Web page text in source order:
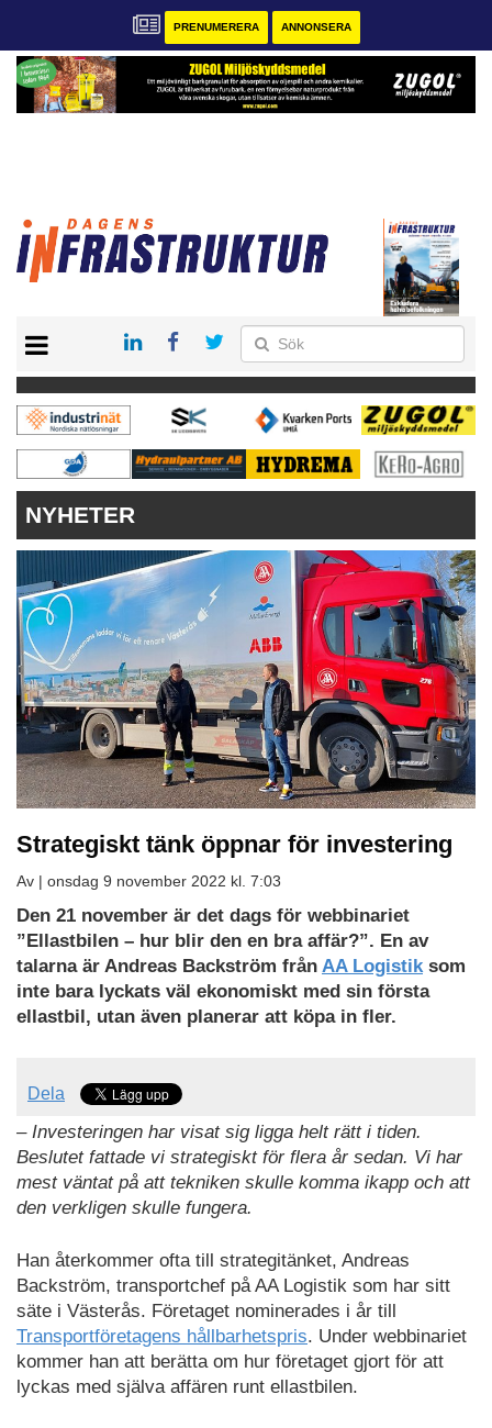
PRENUMERERA ANNONSERA
KONTAKT
VÅRA ANDRA MAGASIN
PRENUMERERA
ANNONSERA
NYHETER
Strategiskt tänk öppnar för investering
Av | onsdag 9 november 2022 kl. 7:03
Den 21 november är det dags för webbinariet
”Ellastbilen – hur blir den en bra affär?”. En av
talarna är Andreas Backström från AA Logistiksom
inte bara lyckats väl ekonomiskt med sin första
ellastbil, utan även planerar att köpa in fler.
Dela
– Investeringen har visat sig ligga helt rätt i tiden.
Beslutet fattade vi strategiskt för flera år sedan. Vi har
mest väntat på att tekniken skulle komma ikapp och att
den verkligen skulle fungera.
Han återkommer ofta till strategitänket, Andreas
Backström, transportchef på AA Logistik som har sitt
säte i Västerås. Företaget nominerades i år till
Transportföretagens hållbarhetspris. Under webbinariet
kommer han att berätta om hur företaget gjort för att
lyckas med själva affären runt ellastbilen.